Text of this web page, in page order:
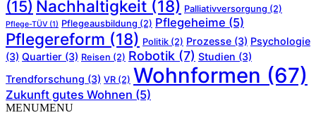
(15) Nachhaltigkeit (18) Palliativversorgung (2)
Pflege-TÜV (1) Pflegeausbildung (2) Pflegeheime (5)
Pflegereform (18) Politik (2) Prozesse (3) Psychologie
(3) Quartier (3) Reisen (2) Robotik (7) Studien (3)
Trendforschung (3) VR (2) Wohnformen (67)
Zukunft gutes Wohnen (5)
MENUMENU